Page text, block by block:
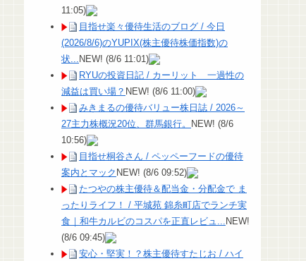
11:05)
目指せ楽々優待生活のブログ / 今日
(2026/8/6)のYUPIX(株主優待株価指数)の
状... NEW! (8/6 11:01)
RYUの投資日記 / カーリット 一過性の
減益は買い場？ NEW! (8/6 11:00)
みきまるの優待バリュー株日誌 / 2026～
27主力株概況20位、群馬銀行。 NEW! (8/6
10:56)
目指せ桐谷さん / ペッペーフードの優待
案内とマック NEW! (8/6 09:52)
たつやの株主優待＆配当金・分配金で ま
ったりライフ！ / 平城苑 錦糸町店でランチ実
食｜和牛カルビのコスパを正直レビュ... NEW!
(8/6 09:45)
安心・堅実！？株主優待すたじお / ハイ